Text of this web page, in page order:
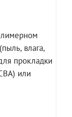
влага,
прокладки
или